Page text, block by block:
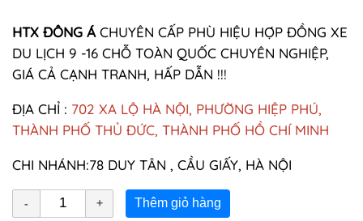
HTX ĐÔNG ÁCHUYÊN CẤP PHÙ HIỆU HỢP ĐỒNG XE
DU LỊCH 9 -16 CHỖ TOÀN QUỐC CHUYÊN NGHIỆP,
GIÁ CẢ CẠNH TRANH, HẤP DẪN !!!
ĐỊA CHỈ : 702 XA LỘ HÀ NỘI, PHƯỜNG HIỆP PHÚ,
THÀNH PHỐ THỦ ĐỨC, THÀNH PHỐ HỒ CHÍ MINH
CHI NHÁNH:78 DUY TÂN , CẦU GIẤY, HÀ NỘI
Thêm giỏ hàng